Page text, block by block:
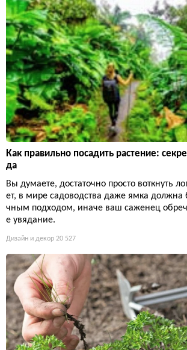
Как правильно посадить растение:
да
Вы думаете, достаточно просто воткнуть
ет, в мире садоводства даже ямка должна
чным подходом, иначе ваш саженец
е увядание.
Дизайн и декор 20 527